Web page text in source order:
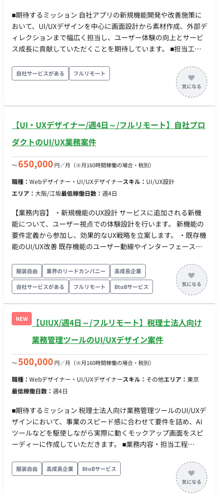
の他：作業時間は朝夜・土日祝で調整可能です。
■期待するミッション 自社アプリの新規機能開発や改善施策に
おいて、UI/UXデザインを中心に画面設計から素材作成、外部デ
ィレクションまで幅広く担当し、ユーザー体験の向上とサービ
ス成長に貢献していただくことを期待しています。 ■担当工程
イヤーフレームの作成や画面設計、UIデザインの検討を行いま
す。 【改善提案・デザイン作成】 ユーザー体験を考慮した
UI/UX改善提案や、サービス内で使用するバナー・ビジュアル
素材のデザイン作成を担当します。 【進行管理・要件定義】
のデザイン発注・ディレクション、プロジェクト進行に伴うデ
バッグ・品質確認サポートを行います。 ■案件の魅力（会社に
躍できるフィールドがございます。 ・ウェブだけじゃなく、ア
日〜 ・ リモート稼働：フルリモート ・ フレックス稼働：可能
自社サービスがある フルリモート
【UI・UXデザイナー/週4日～/フルリモート】自社プロ
ダクトのUI/UX業務案件
〜650,000 円／月 （※月160時間稼働の場合・税別）
職種： Webデザイナー・UI/UXデザイナースキル： UI/UX設計
エリア： 大阪/江坂最低稼働日数： 週4日
【業務内容】 ・新規機能のUX設計 サービスに追加される新機
能について、ユーザー視点での体験設計を行います。 新機能の
要件定義から参加し、効果的なUX戦略を立案します。 ・既存機
能のUI/UX改善 既存機能のユーザー動線やインターフェースに
案・実行します。 ・ユーザー調査 サービス利用者のニーズや課
題を明らかにするためのインタビューやデータ分析を実施し、
追加機能や改善点の根拠とします。 ・WebサービスのUIデザイ
ン 新規追加機能および既存機能の改善において、モダンで使い
やすいインターフェースをデザインし、サービスの魅力を最大
化します。 ・プロトタイプ・モックアップの作成 デザイン案を
可視化し、開発チームや関係者と共有するプロトタイプやモッ
作ツール： Adobe（Xd,Photoshop,Illustrator）,Figma デー
ール： chatwork, google Meet
服装自由 業界のリードカンパニー
高成長企業
自社サービスがある
フルリモート BtoBサービス
NEW
【UIUX/週4日～/フルリモート】税理士法人向け
業務管理ツールのUI/UXデザイン案件
〜500,000 円／月 （※月160時間稼働の場合・税別）
職種： Webデザイナー・UI/UXデザイナースキル： その他エリア： 東京
最低稼働日数： 週4日
■期待するミッション 税理士法人向け業務管理ツールのUI/UXデ
ザインにおいて、事業のスピード感に合わせて要件を詰め、AI
ツールなどを駆使しながら実際に動くモックアップ画面をスピ
ーディーに作成していただきます。 ■業務内容・担当工程
ッシュボードや顧客詳細など）のUI/UX改善（約10ページ） ・
新規ページ（タスク一覧など）の画面設計・作成（約10ペー
ジ） ・AI（ChatGPTやClaudeなど）を活用した、フロントの
服装自由 高成長企業 BtoBサービス